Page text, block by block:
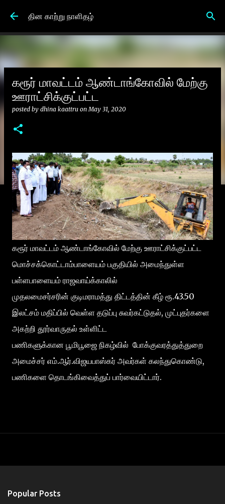
Skip to main content
தின காற்று நாளிதழ்
கரூர் மாவட்டம் ஆண்டாங்கோவில் மேற்கு
ஊராட்சிக்குட்பட்ட
posted by dhina kaattru onMay 31, 2020
கரூர் மாவட்டம் ஆண்டாங்கோவில் மேற்கு ஊராட்சிக்குட்பட்ட
மொச்சக்கொட்டாம்பாளையம் பகுதியில் அமைந்துள்ள
பள்ளபாளையம் ராஜவாய்க்காலில்
முதலமைசர்சரின் குடிமராமத்து திட்டத்தின் கீழ் ரூ.43.50
இலட்சம் மதிப்பில் வெள்ள தடுப்பு சுவர்கட்டுதல், முட்புதர்களை
அகற்றி தூர்வாருதல் உள்ளிட்ட
பணிகளுக்கான பூமிபூஜை நிகழ்வில் போக்குவரத்துத்துறை
அமைச்சர் எம்.ஆர்.விஜயபாஸ்கர் அவர்கள் கலந்துகொண்டு,
பணிகளை தொடங்கிவைத்துப் பார்வையிட்டார்.
Popular Posts